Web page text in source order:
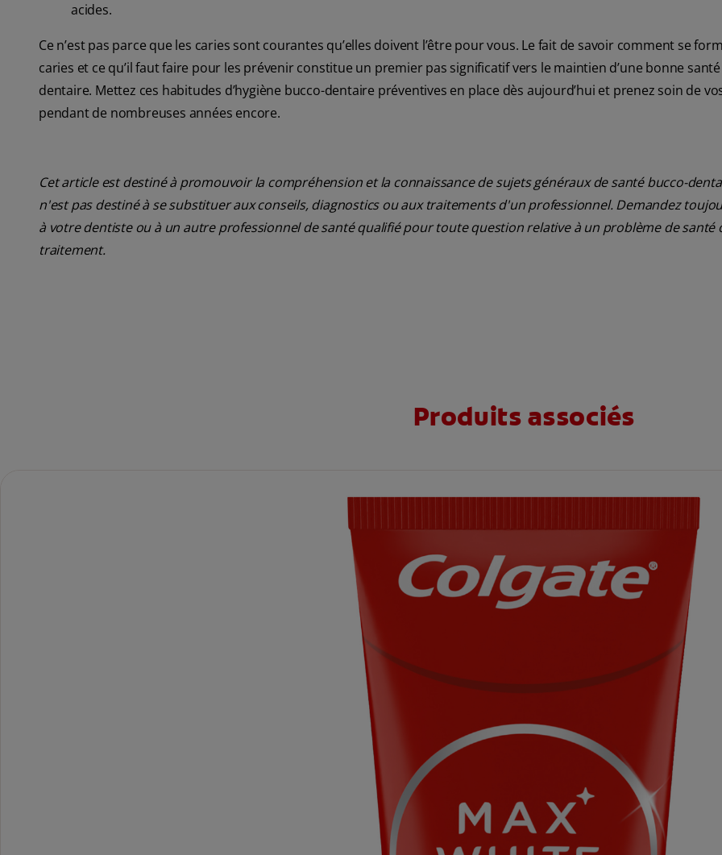
acides.
Ce n’est pas parce que les caries sont courantes qu’elles doivent l’être pour vous. Le fait de savoir comment se
caries et ce qu’il faut faire pour les prévenir constitue un premier pas significatif vers le maintien d’une bonne
dentaire. Mettez ces habitudes d’hygiène bucco-dentaire préventives en place dès aujourd’hui et prenez soin de
pendant de nombreuses années encore.
Cet article est destiné à promouvoir la compréhension et la connaissance de sujets généraux de santé bucco-
n'est pas destiné à se substituer aux conseils, diagnostics ou aux traitements d'un professionnel. Demandez
à votre dentiste ou à un autre professionnel de santé qualifié pour toute question relative à un problème de santé
traitement.
Produits associés